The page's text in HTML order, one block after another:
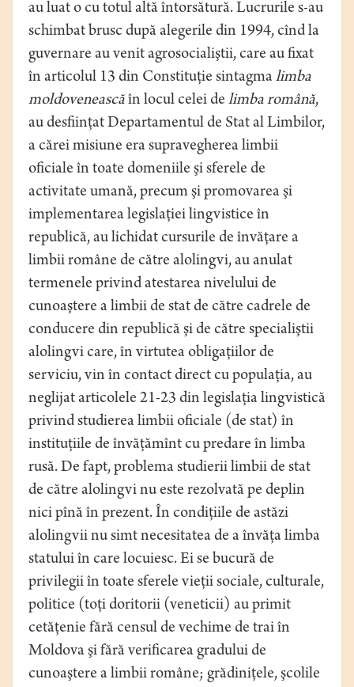
au luat o cu totul altă întorsătură. Lucrurile s-au
schimbat brusc după alegerile din 1994, cînd la
guvernare au venit agrosocialiştii, care au fixat
în articolul 13 din Constituţie sintagma limba
moldoveneascăîn locul celei de limba română,
au desfiinţat Departamentul de Stat al Limbilor,
a cărei misiune era supravegherea limbii
oficiale în toate domeniile şi sferele de
activitate umană, precum şi promovarea şi
implementarea legislaţiei lingvistice în
republică, au lichidat cursurile de învăţare a
limbii române de către alolingvi, au anulat
termenele privind atestarea nivelului de
cunoaştere a limbii de stat de către cadrele de
conducere din republică şi de către specialiştii
alolingvi care, în virtutea obligaţiilor de
serviciu, vin în contact direct cu populaţia, au
neglijat articolele 21-23 din legislaţia lingvistică
privind studierea limbii oficiale (de stat) în
instituţiile de învăţămînt cu predare în limba
rusă. De fapt, problema studierii limbii de stat
de către alolingvi nu este rezolvată pe deplin
nici pînă în prezent. În condiţiile de astăzi
alolingvii nu simt necesitatea de a învăţa limba
statului în care locuiesc. Ei se bucură de
privilegii în toate sferele vieţii sociale, culturale,
politice (toţi doritorii (veneticii) au primit
cetăţenie fără censul de vechime de trai în
Moldova şi fără verificarea gradului de
cunoaştere a limbii române; grădiniţele, şcolile